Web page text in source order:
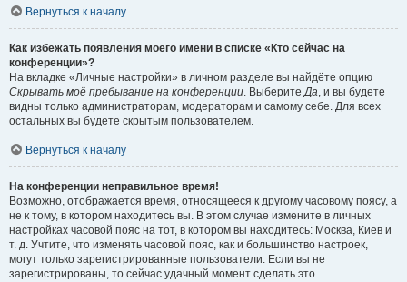
Вернуться к началу
Как избежать появления моего имени в списке «Кто сейчас на
конференции»?
На вкладке «Личные настройки» в личном разделе вы найдёте опцию
Скрывать моё пребывание на конференции. ВыберитеДа, и вы будете
видны только администраторам, модераторам и самому себе. Для всех
остальных вы будете скрытым пользователем.
Вернуться к началу
На конференции неправильное время!
Возможно, отображается время, относящееся к другому часовому поясу, а
не к тому, в котором находитесь вы. В этом случае измените в личных
настройках часовой пояс на тот, в котором вы находитесь: Москва, Киев и
т. д. Учтите, что изменять часовой пояс, как и большинство настроек,
могут только зарегистрированные пользователи. Если вы не
зарегистрированы, то сейчас удачный момент сделать это.